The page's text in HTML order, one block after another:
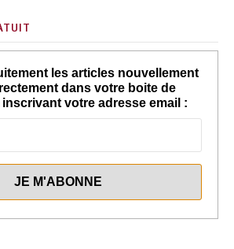
les articles nouvellement
dans votre boite de
votre adresse email :